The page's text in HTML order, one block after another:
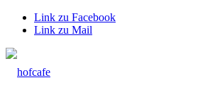
Link zu Facebook
Link zu Mail